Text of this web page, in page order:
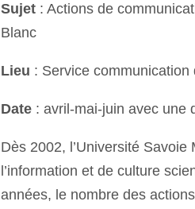
Sujet : Actions de
Blanc
Lieu : Service communication
Date : avril-mai-juin avec une
Dès 2002, l’Université
l’information et de culture
années, le nombre des